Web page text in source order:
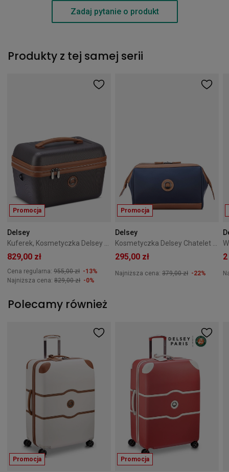
Zadaj pytanie o produkt
Produkty z tej samej serii
Promocja
Delsey
Kuferek, Kosmetyczka Delsey Chatelet Air 2.0 Brązowa
829,00 zł
Cena regularna: 955,00 zł -13%
Najniższa cena: 829,00 zł -0%
Promocja
Delsey
Kosmetyczka Delsey Chatelet Air 2.0 9L Niebieska
295,00 zł
Najniższa cena: 379,00 zł -22%
Polecamy również
Promocja Promocja